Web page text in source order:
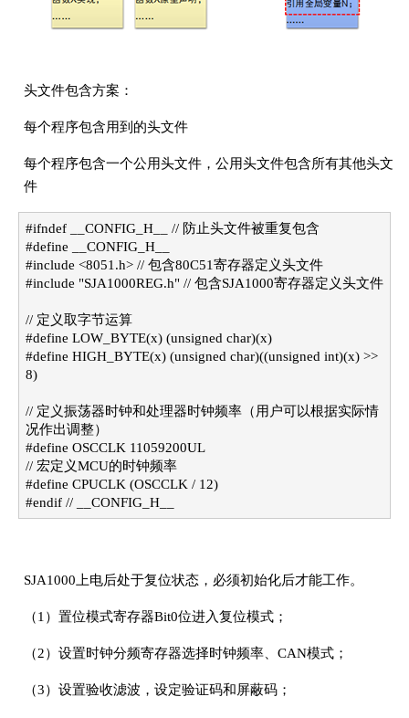
头文件包含方案：
每个程序包含用到的头文件
每个程序包含一个公用头文件，公用头文件包含所有其他头文
件
#ifndef __CONFIG_H__ // 防止头文件被重复包含
#define __CONFIG_H__
#include <8051.h> // 包含80C51寄存器定义头文件
#include "SJA1000REG.h" // 包含SJA1000寄存器定义头文件
// 定义取字节运算
#define LOW_BYTE(x) (unsigned char)(x)
#define HIGH_BYTE(x) (unsigned char)((unsigned int)(x) >>
8)
// 定义振荡器时钟和处理器时钟频率（用户可以根据实际情
况作出调整）
#define OSCCLK 11059200UL
// 宏定义MCU的时钟频率
#define CPUCLK (OSCCLK / 12)
#endif // __CONFIG_H__
SJA1000上电后处于复位状态，必须初始化后才能工作。
（1）置位模式寄存器Bit0位进入复位模式；
（2）设置时钟分频寄存器选择时钟频率、CAN模式；
（3）设置验收滤波，设定验证码和屏蔽码；